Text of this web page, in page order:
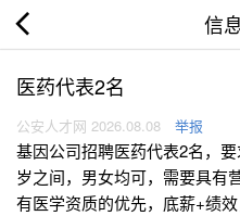
信
医药代表2名
公安人才网 2026.08.08 举报
基因公司招聘医药代表2名，
岁之间，男女均可，需要具有
有医学资质的优先，底薪+绩效